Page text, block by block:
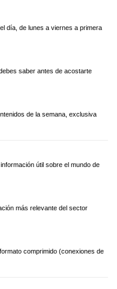
día, de lunes a viernes a primera
saber antes de acostarte
de la semana, exclusiva
útil sobre el mundo de
más relevante del sector
comprimido (conexiones de